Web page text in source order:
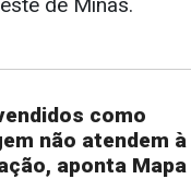
como
não atendem à
aponta Mapa